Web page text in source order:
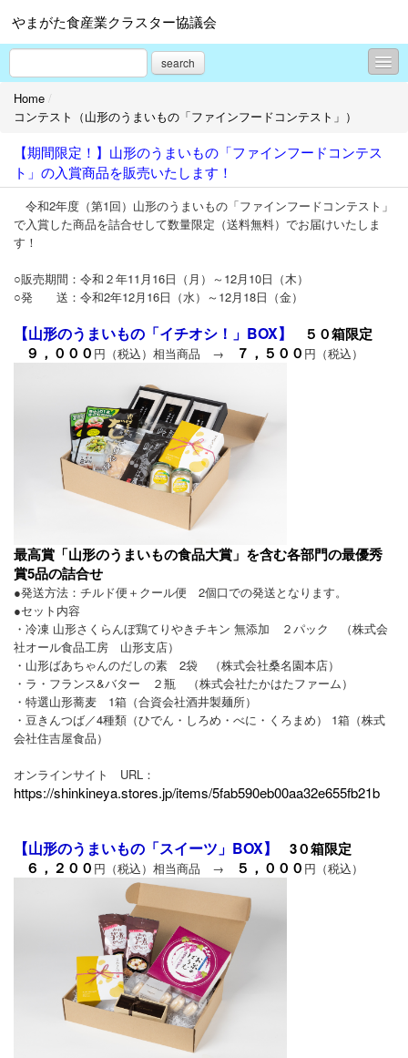
やまがた食産業クラスター協議会
search
お知らせ
コンテスト（やまがた土産菓子コンテスト）
コンテスト（やまがたふるさと食品コンクール）
コンテスト（米粉コンテスト）
展示会・商談会
ビジネススクール
山形産 新グルメ発見！プロジェクト
プロフィール
Home /
コンテスト（山形のうまいもの「ファインフードコンテスト」）
【期間限定！】山形のうまいもの「ファインフードコンテス
ト」の入賞商品を販売いたします！
令和2年度（第1回）山形のうまいもの「ファインフードコンテスト」
で入賞した商品を詰合せして数量限定（送料無料）でお届けいたしま
す！
○販売期間：令和２年11月16日（月）～12月10日（木）
○発 送：令和2年12月16日（水）～12月18日（金）
【山形のうまいもの「イチオシ！」BOX】
５０箱限定
９，０００ 円（税込）相当商品 → ７，５００ 円（税込）
最高賞「山形のうまいもの食品大賞」を含む各部門の最優秀
賞5品の詰合せ
●発送方法：チルド便＋クール便 2個口での発送となります。
●セット内容
・冷凍 山形さくらんぼ鶏てりやきチキン 無添加 ２パック （株式会
社オール食品工房 山形支店）
・山形ばあちゃんのだしの素 2袋 （株式会社桑名園本店）
・ラ・フランス&バター ２瓶 （株式会社たかはたファーム）
・特選山形蕎麦 1箱（合資会社酒井製麺所）
・豆きんつば／4種類（ひでん・しろめ・べに・くろまめ） 1箱（株式
会社住吉屋食品）
オンラインサイト URL：
https://shinkineya.stores.jp/items/5fab590eb00aa32e655fb21b
【山形のうまいもの「スイーツ」BOX】
3０箱限定
６，２００ 円（税込）相当商品 → ５，０００ 円（税込）